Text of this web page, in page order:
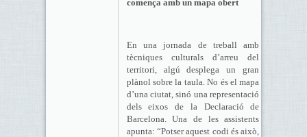
comença amb un mapa obert
En una jornada de treball amb
tècniques culturals d’arreu del
territori, algú desplega un gran
plànol sobre la taula. No és el mapa
d’una ciutat, sinó una representació
dels eixos de la Declaració de
Barcelona. Una de les assistents
apunta: “Potser aquest codi és això,